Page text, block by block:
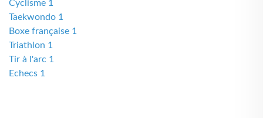
Cyclisme 1
Taekwondo 1
Boxe française 1
Triathlon 1
Tir à l'arc 1
Echecs 1